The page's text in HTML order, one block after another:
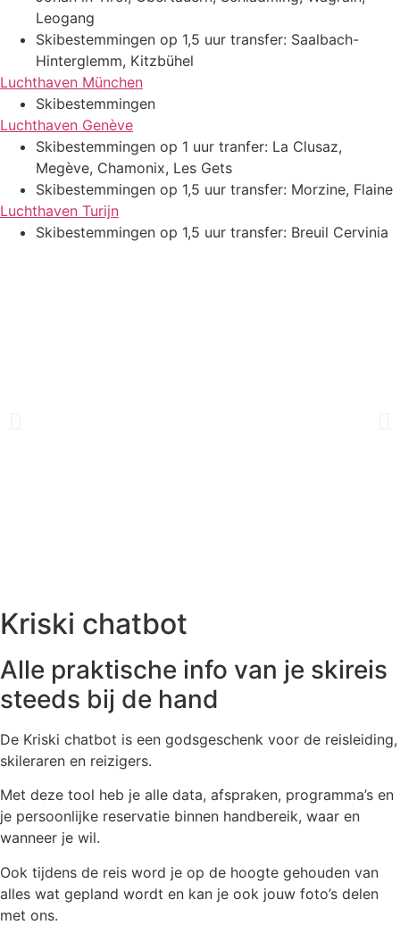
Leogang
Skibestemmingen op 1,5 uur transfer: Saalbach-
Hinterglemm, Kitzbühel
Luchthaven München
Skibestemmingen
Luchthaven Genève
Skibestemmingen op 1 uur tranfer: La Clusaz,
Megève, Chamonix, Les Gets
Skibestemmingen op 1,5 uur transfer: Morzine, Flaine
Luchthaven Turijn
Skibestemmingen op 1,5 uur transfer: Breuil Cervinia
Kriski chatbot
Alle praktische info van je skireis
steeds bij de hand
De Kriski chatbot is een godsgeschenk voor de reisleiding,
skileraren en reizigers.
Met deze tool heb je alle data, afspraken, programma’s en
je persoonlijke reservatie binnen handbereik, waar en
wanneer je wil.
Ook tijdens de reis word je op de hoogte gehouden van
alles wat gepland wordt en kan je ook jouw foto’s delen
met ons.